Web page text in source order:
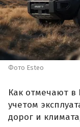
Фото Esteo
Как отмечают в
учетом
дорог и